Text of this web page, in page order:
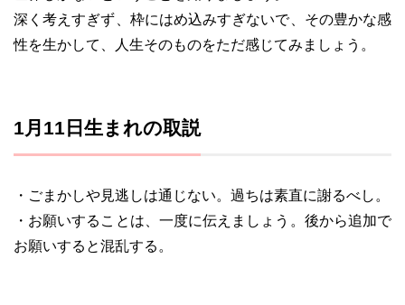
深く考えすぎず、枠にはめ込みすぎないで、その豊かな感
性を生かして、人生そのものをただ感じてみましょう。
1月11日生まれの取説
・ごまかしや見逃しは通じない。過ちは素直に謝るべし。
・お願いすることは、一度に伝えましょう。後から追加で
お願いすると混乱する。